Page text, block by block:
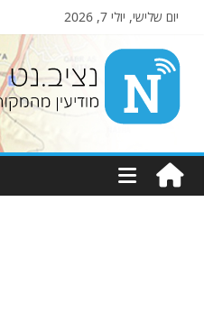
יום שלישי, יולי 7, 2026
Nziv.net
מודיעין
מהמקורות